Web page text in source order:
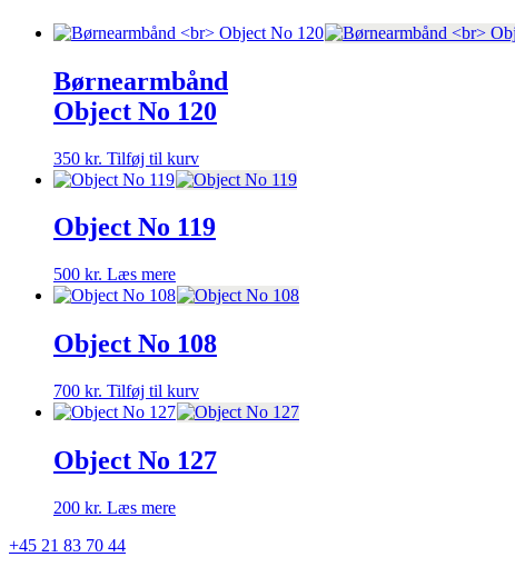
Børnearmbånd
Object No 120
350 kr. Tilføj til kurv
Object No 119
500 kr. Læs mere
Object No 108
700 kr. Tilføj til kurv
Object No 127
200 kr. Læs mere
+45 21 83 70 44